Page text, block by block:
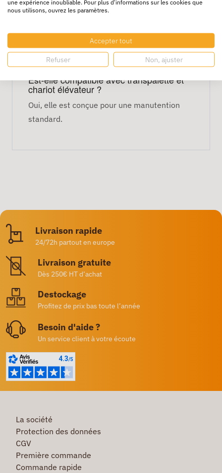
Cette palette remplace-t-elle une palette
Europe classique ?
Oui, elle constitue une alternative
économique et écologique à la palette bois
traditionnelle.
Est-elle compatible avec transpalette et
chariot élévateur ?
Oui, elle est conçue pour une manutention
standard.
Livraison rapide
24/72h partout en europe
Livraison gratuite
Dès 250€ HT d’achat
Destockage
Profitez de prix bas toute l’année
Besoin d'aide ?
Un service client à votre écoute
La société
Protection des données
CGV
Première commande
Commande rapide
une expérience inoubliable. Pour plus d'informations sur les cookies que
nous utilisons, ouvrez les paramètres.
Accepter tout
Refuser Non, ajuster